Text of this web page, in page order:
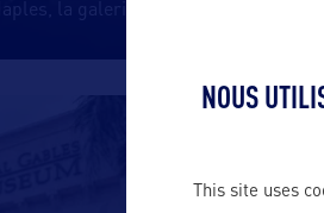
la galerie
sein
SITE
NOUS
This site uses